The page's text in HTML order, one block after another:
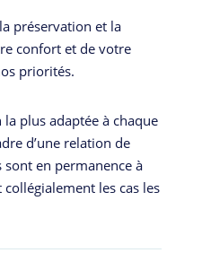
préservation et la
confort et de votre
priorités.
plus adaptée à chaque
d’une relation de
en permanence à
les cas les